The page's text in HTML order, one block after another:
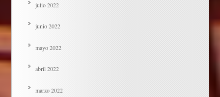
julio 2022
junio 2022
mayo 2022
abril 2022
marzo 2022